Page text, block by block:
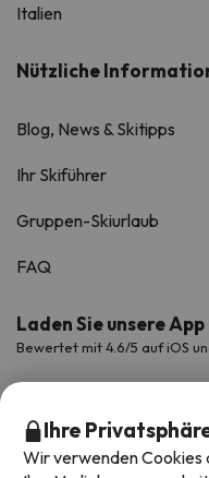
Italien
Nützliche
Blog, News & Skitipps
Ihr Skiführer
Gruppen-Skiurlaub
FAQ
Laden Sie unsere
Bewertet mit 4.6/5 auf iOS
Ihre
Wir verwenden Cookies